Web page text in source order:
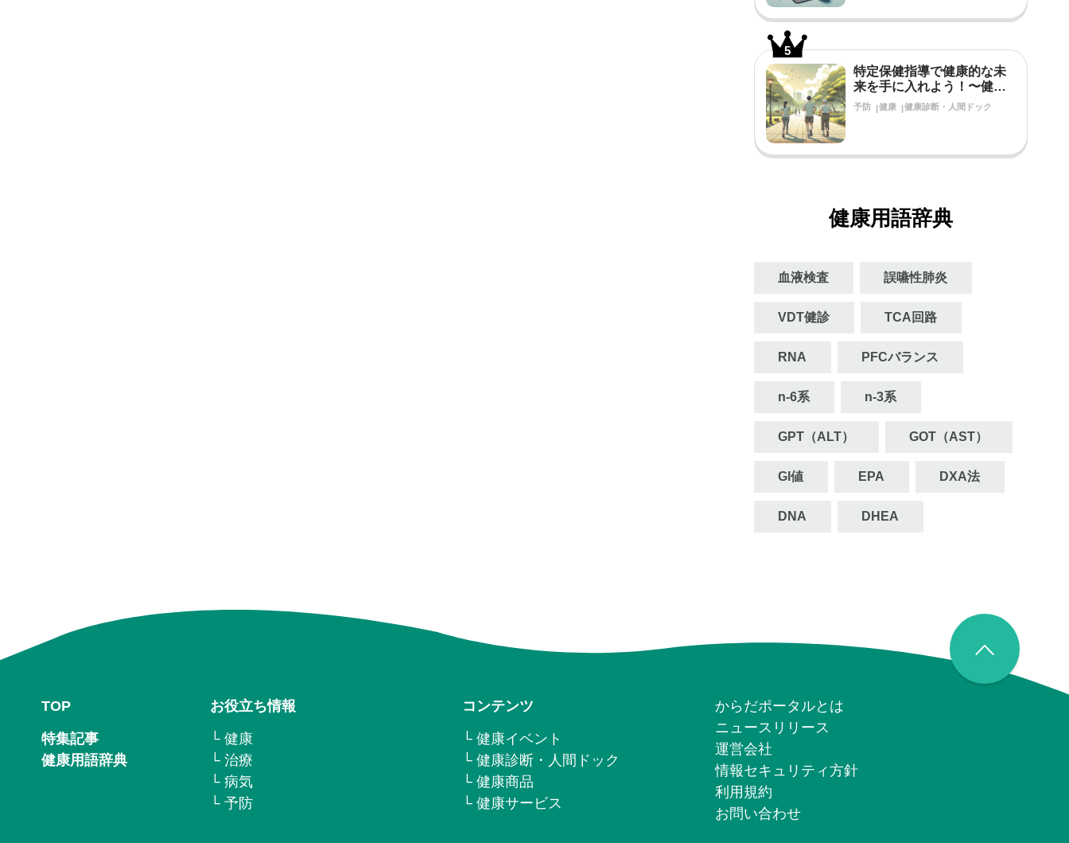
5
特定保健指導で健康的な未
来を手に入れよう！〜健診
結果で生活習慣の改善が必
要だと言われたあなたへ〜
予防 健康 健康診断・人間ドック
健康用語辞典
血液検査 誤嚥性肺炎
VDT健診 TCA回路
RNA PFCバランス
n‐6系 n‐3系
GPT（ALT） GOT（AST）
GI値 EPA DXA法
DNA DHEA
TOP
特集記事
健康用語辞典
お役立ち情報
└ 健康
└ 治療
└ 病気
└ 予防
コンテンツ
└ 健康イベント
└ 健康診断・人間ドック
└ 健康商品
└ 健康サービス
からだポータルとは
ニュースリリース
運営会社
情報セキュリティ⽅針
利用規約
お問い合わせ